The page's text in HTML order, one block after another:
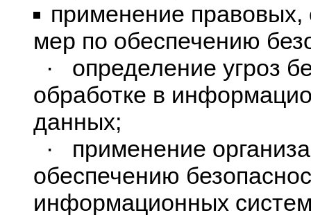
применение правовых,
мер по обеспечению
· определение угроз
обработке в
данных;
· применение
обеспечению
информационных